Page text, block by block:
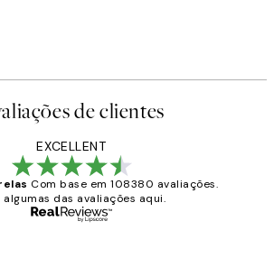
de clientes
EXCELLENT
Com base em 108380 avaliações.
algumas das avaliações aqui.